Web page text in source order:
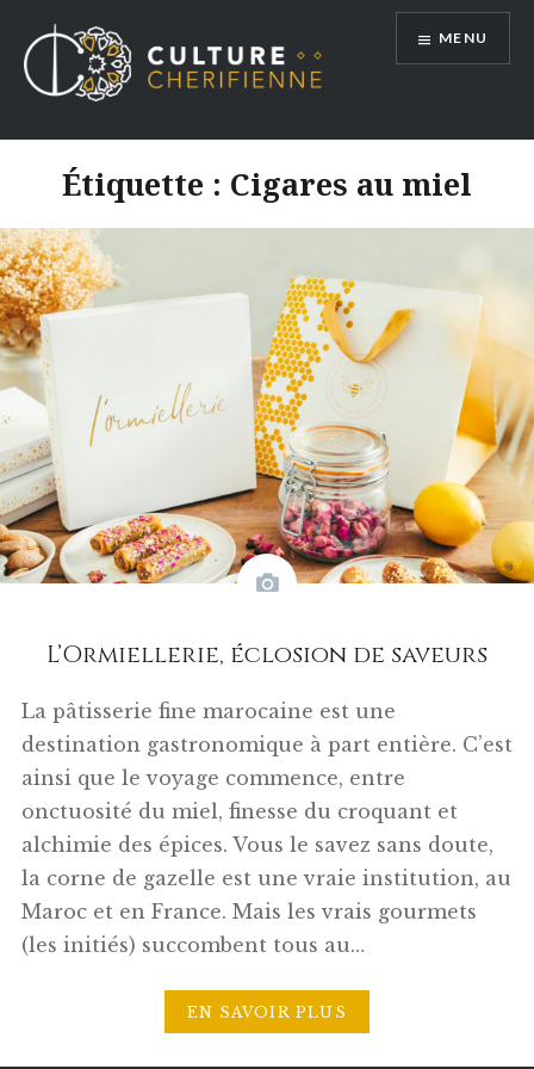
contenu
MENU
Étiquette : Cigares au miel
L’Ormiellerie, éclosion de saveurs
La pâtisserie fine marocaine est une
destination gastronomique à part entière. C’est
ainsi que le voyage commence, entre
onctuosité du miel, finesse du croquant et
alchimie des épices. Vous le savez sans doute,
la corne de gazelle est une vraie institution, au
Maroc et en France. Mais les vrais gourmets
(les initiés) succombent tous au…
EN SAVOIR PLUS